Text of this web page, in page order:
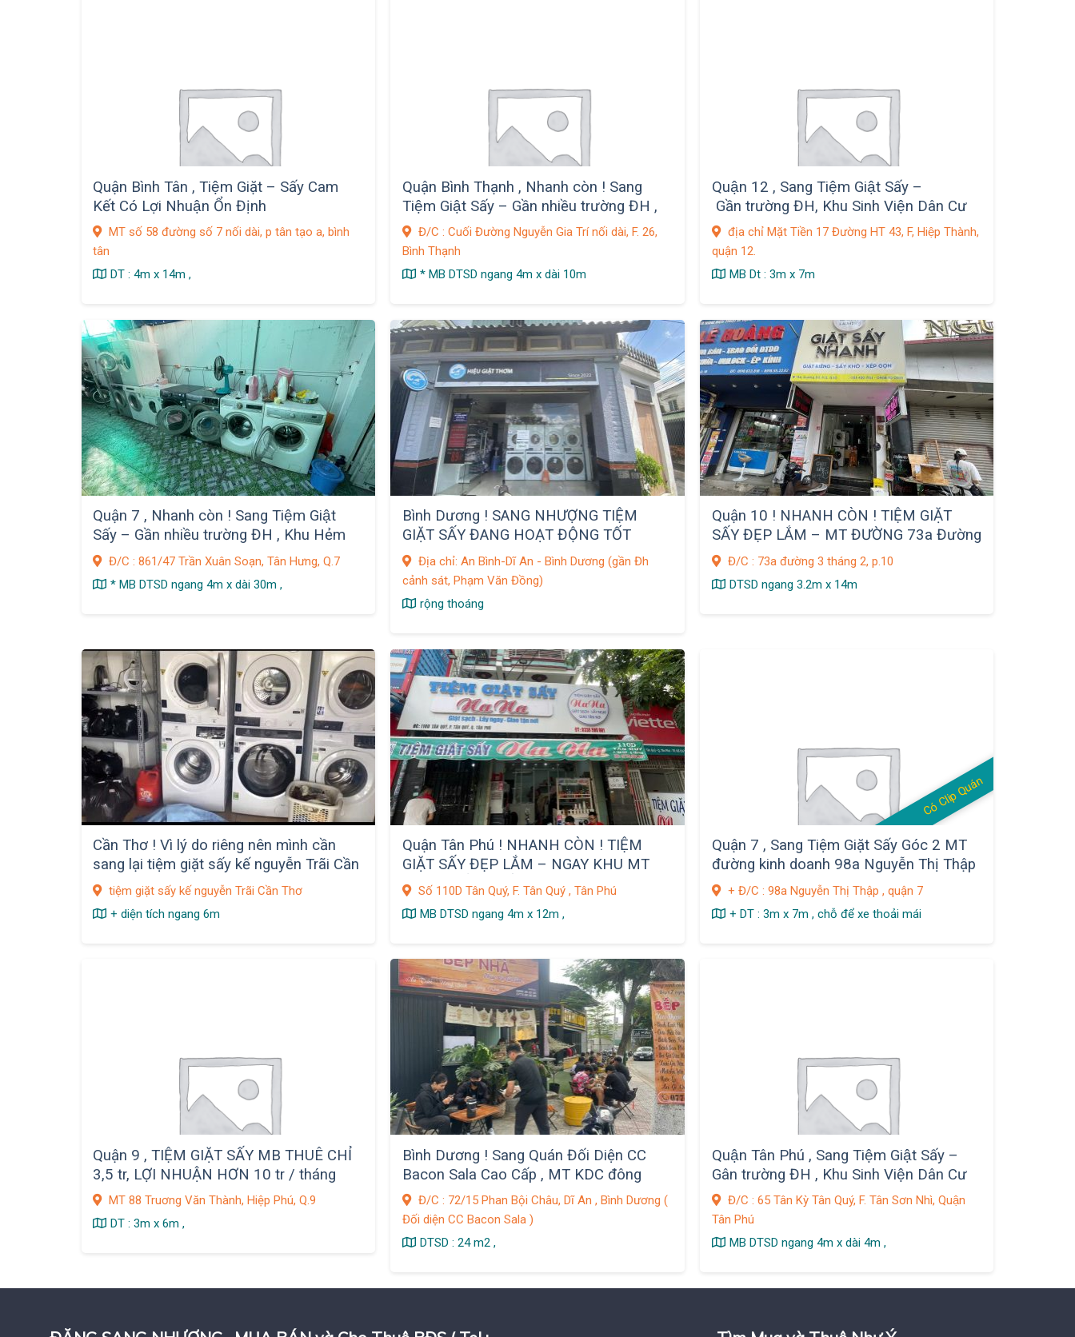
Quận Bình Tân , Tiệm Giặt – Sấy Cam
Kết Có Lợi Nhuận Ổn Định
MT số 58 đường số 7 nối dài, p tân tạo a, bình
tân
DT : 4m x 14m ,
Quận Bình Thạnh , Nhanh còn ! Sang
Tiệm Giật Sấy – Gần nhiều trường ĐH ,
Khu Phòng Trọ Sinh Viên Ký Túc Xá ( vị
trí đẹp ),
Đ/C : Cuối Đường Nguyễn Gia Trí nối dài, F. 26,
Bình Thạnh
* MB DTSD ngang 4m x dài 10m
Quận 12 , Sang Tiệm Giật Sấy –
Gần trường ĐH, Khu Sinh Viện Dân Cư
Phòng Trọ nhiều, MB thuê 3,5 tr / tháng
địa chỉ Mặt Tiền 17 Đường HT 43, F, Hiệp Thành,
quận 12.
MB Dt : 3m x 7m
Quận 7 , Nhanh còn ! Sang Tiệm Giật
Sấy – Gần nhiều trường ĐH , Khu Hẻm
Chợ Kinh Doanh Phòng Trọ Sinh Viên
Đ/C : 861/47 Trần Xuân Soạn, Tân Hưng, Q.7
* MB DTSD ngang 4m x dài 30m ,
Bình Dương ! SANG NHƯỢNG TIỆM
GIẶT SẤY ĐANG HOẠT ĐỘNG TỐT
Địa chỉ: An Bình-Dĩ An - Bình Dương (gần Đh
cảnh sát, Phạm Văn Đồng)
rộng thoáng
Quận 10 ! NHANH CÒN ! TIỆM GIẶT
SẤY ĐẸP LẮM – MT ĐƯỜNG 73a Đường
3/2Đ/C : 73a đường 3 tháng 2, p.10
DTSD ngang 3.2m x 14m
Cần Thơ ! Vì lý do riêng nên mình cần
sang lại tiệm giặt sấy kế nguyễn Trãi Cần
Thơtiệm giặt sấy kế nguyễn Trãi Cần Thơ
+ diện tích ngang 6m
Quận Tân Phú ! NHANH CÒN ! TIỆM
GIẶT SẤY ĐẸP LẮM – NGAY KHU MT
ĐƯỜNG SẦM UẤT ,
Số 110D Tân Quý, F. Tân Quý , Tân Phú
MB DTSD ngang 4m x 12m ,
Có Clip Quán
Quận 7 , Sang Tiệm Giặt Sấy Góc 2 MT
đường kinh doanh 98a Nguyễn Thị Thập
+ Đ/C : 98a Nguyễn Thị Thập , quận 7
+ DT : 3m x 7m , chỗ để xe thoải mái
Quận 9 , TIỆM GIẶT SẤY MB THUÊ CHỈ
3,5 tr, LỢI NHUẬN HƠN 10 tr / tháng
MT 88 Truơng Văn Thành, Hiệp Phú, Q.9
DT : 3m x 6m ,
Bình Dương ! Sang Quán Đối Diện CC
Bacon Sala Cao Cấp , MT KDC đông
Đ/C : 72/15 Phan Bội Châu, Dĩ An , Bình Dương (
Đối diện CC Bacon Sala )
DTSD : 24 m2 ,
Quận Tân Phú , Sang Tiệm Giật Sấy –
Gân trường ĐH , Khu Sinh Viện Dân Cư
Phòng Trọ nhiều
Đ/C : 65 Tân Kỳ Tân Quý, F. Tân Sơn Nhì, Quận
Tân Phú
MB DTSD ngang 4m x dài 4m ,